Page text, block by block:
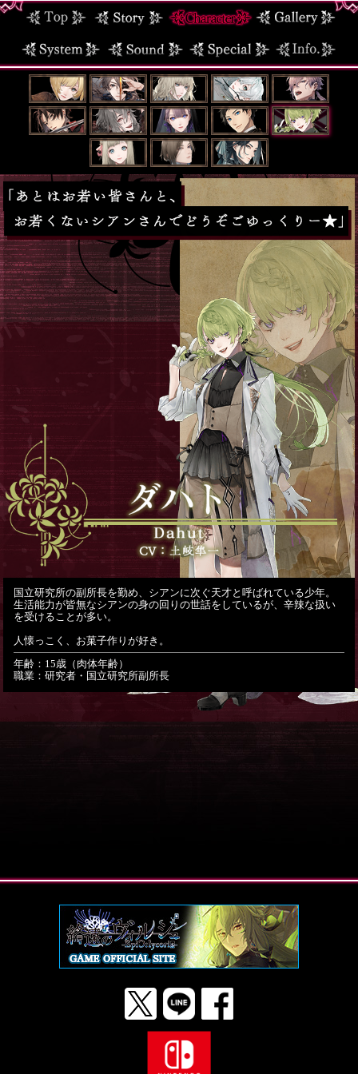
国立研究所の副所長を勤め、シアンに次ぐ天才と呼ばれている少年。
生活能力が皆無なシアンの身の回りの世話をしているが、辛辣な扱い
を受けることが多い。
人懐っこく、お菓子作りが好き。
年齢：15歳（肉体年齢）
職業：研究者・国立研究所副所長